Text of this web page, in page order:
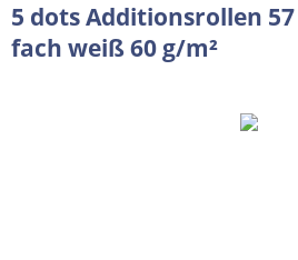
5 dots Additionsrollen
fach weiß 60 g/m²